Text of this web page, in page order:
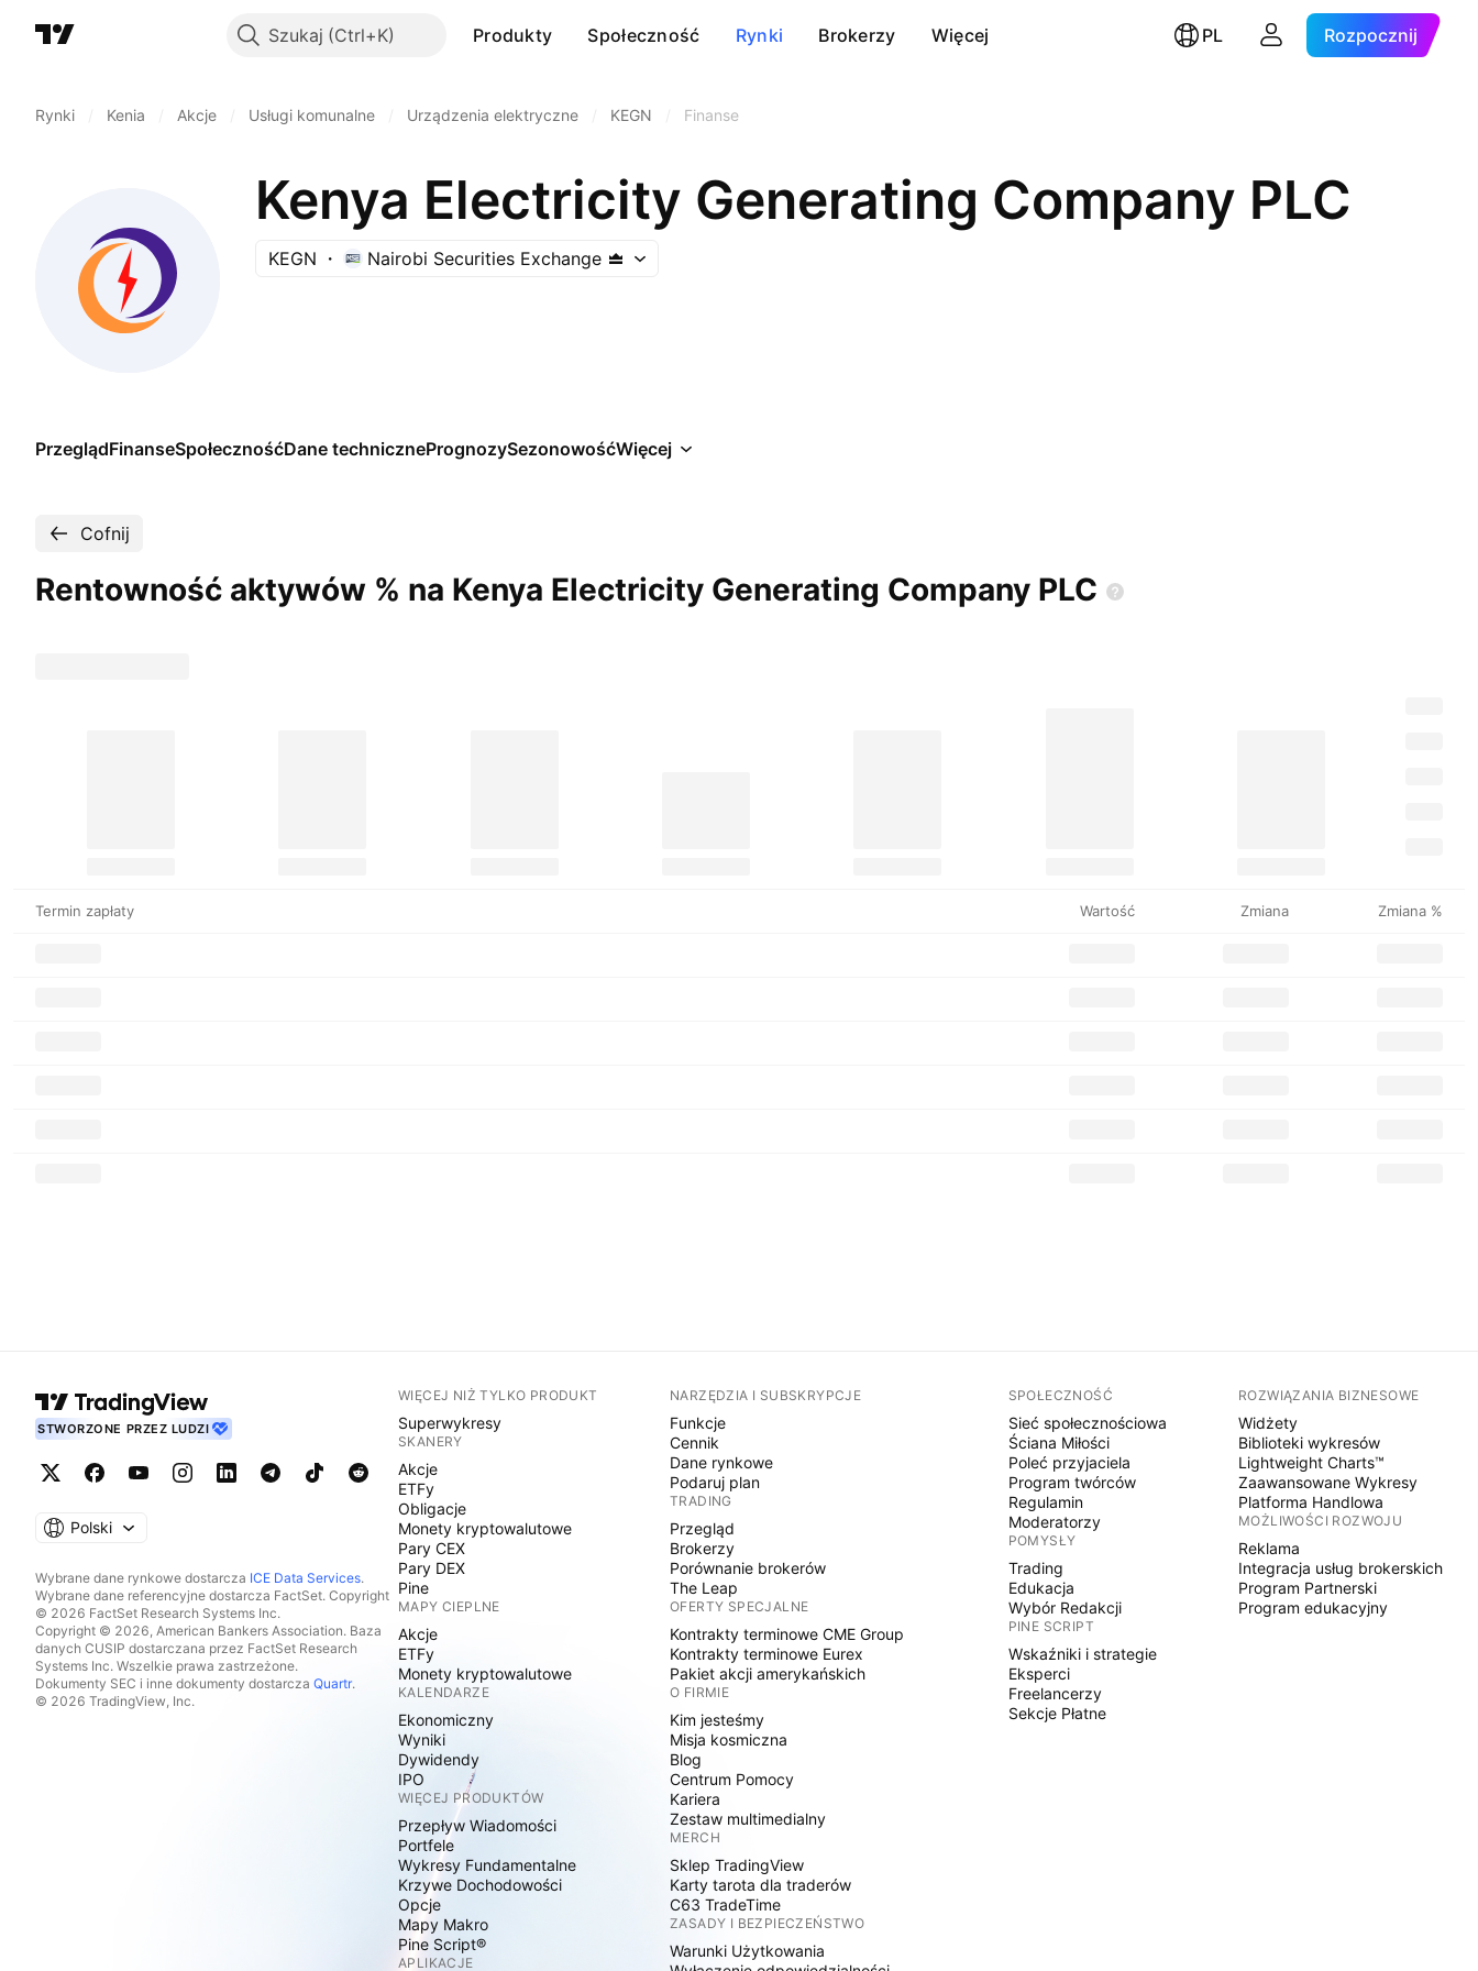
Szukaj Produkty Społeczność Rynki Brokerzy Więcej PL Rozpocznij
Rynki Kenia Akcje Usługi komunalne Urządzenia elektryczne KEGN Finanse
Kenya Electricity Generating Company PLC
KEGN Nairobi Securities Exchange
PrzeglądFinanseSpołecznośćDane technicznePrognozySezonowośćWięcej
Cofnij
Rentowność aktywów % na Kenya Electricity Generating Company PLC
Termin zapłaty Wartość Zmiana Zmiana %
STWORZONE PRZEZ LUDZI
Polski
Wybrane dane rynkowe dostarcza ICE Data Services.
Wybrane dane referencyjne dostarcza FactSet. Copyright
© 2026 FactSet Research Systems Inc.
Copyright © 2026, American Bankers Association. Baza
danych CUSIP dostarczana przez FactSet Research
Systems Inc. Wszelkie prawa zastrzeżone.
Dokumenty SEC i inne dokumenty dostarcza Quartr.
© 2026 TradingView, Inc.
WIĘCEJ NIŻ TYLKO PRODUKT
Superwykresy
SKANERY
Akcje
ETFy
Obligacje
Monety kryptowalutowe
Pary CEX
Pary DEX
Pine
MAPY CIEPLNE
Akcje
ETFy
Monety kryptowalutowe
KALENDARZE
Ekonomiczny
Wyniki
Dywidendy
IPO
WIĘCEJ PRODUKTÓW
Przepływ Wiadomości
Portfele
Wykresy Fundamentalne
Krzywe Dochodowości
Opcje
Mapy Makro
Pine Script®
APLIKACJE
NARZĘDZIA I SUBSKRYPCJE
Funkcje
Cennik
Dane rynkowe
Podaruj plan
TRADING
Przegląd
Brokerzy
Porównanie brokerów
The Leap
OFERTY SPECJALNE
Kontrakty terminowe CME Group
Kontrakty terminowe Eurex
Pakiet akcji amerykańskich
O FIRMIE
Kim jesteśmy
Misja kosmiczna
Blog
Centrum Pomocy
Kariera
Zestaw multimedialny
MERCH
Sklep TradingView
Karty tarota dla traderów
C63 TradeTime
ZASADY I BEZPIECZEŃSTWO
Warunki Użytkowania
SPOŁECZNOŚĆ
Sieć społecznościowa
Ściana Miłości
Poleć przyjaciela
Program twórców
Regulamin
Moderatorzy
POMYSŁY
Trading
Edukacja
Wybór Redakcji
PINE SCRIPT
Wskaźniki i strategie
Eksperci
Freelancerzy
Sekcje Płatne
ROZWIĄZANIA BIZNESOWE
Widżety
Biblioteki wykresów
Lightweight Charts™
Zaawansowane Wykresy
Platforma Handlowa
MOŻLIWOŚCI ROZWOJU
Reklama
Integracja usług brokerskich
Program Partnerski
Program edukacyjny